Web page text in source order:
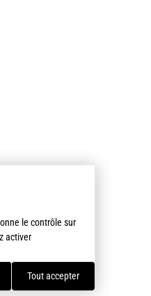
le contrôle sur
activer
Tout accepter